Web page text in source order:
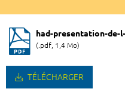
had-presentation-de-
(.pdf, 1,4 Mo)
TÉLÉCHARGER